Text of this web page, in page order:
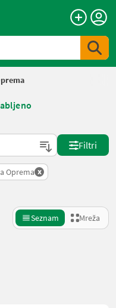
Filtri
Oprema x
Seznam Mreža